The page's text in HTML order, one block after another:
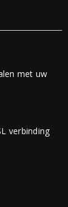
met uw
verbinding